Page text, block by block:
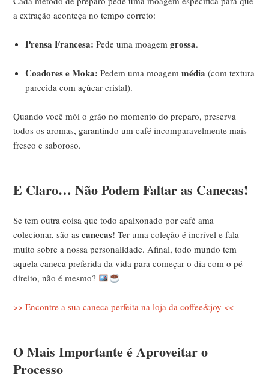
a extração aconteça no tempo correto:
Prensa Francesa: Pede uma moagemgrossa.
Coadores e Moka: Pedem uma moagemmédia (com textura
parecida com açúcar cristal).
Quando você mói o grão no momento do preparo, preserva
todos os aromas, garantindo um café incomparavelmente mais
fresco e saboroso.
E Claro… Não Podem Faltar as Canecas!
Se tem outra coisa que todo apaixonado por café ama
colecionar, são ascanecas! Ter uma coleção é incrível e fala
muito sobre a nossa personalidade. Afinal, todo mundo tem
aquela caneca preferida da vida para começar o dia com o pé
direito, não é mesmo?
>> Encontre a sua caneca perfeita na loja da coffee&joy <<
O Mais Importante é Aproveitar o
Processo